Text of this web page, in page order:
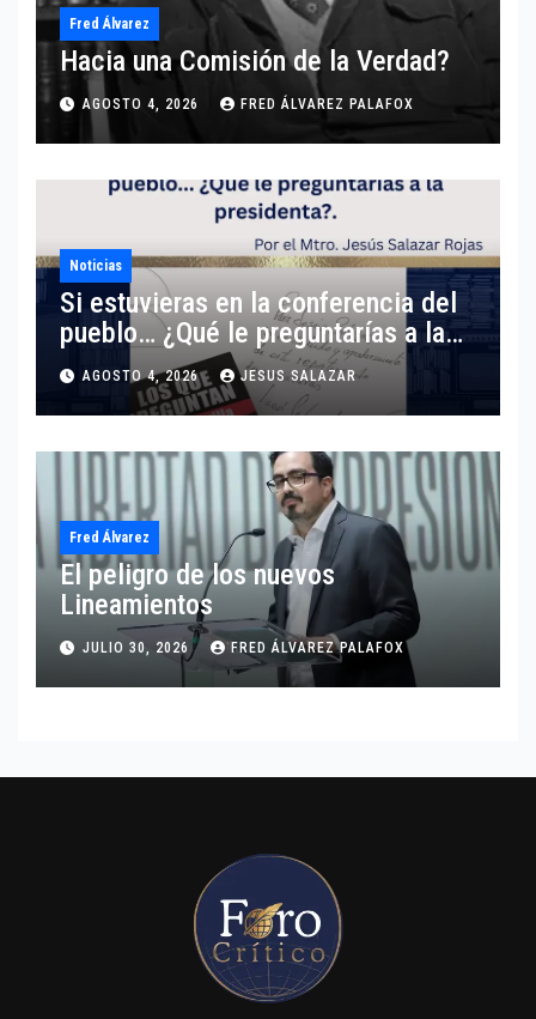
Fred Álvarez
Hacia una Comisión de la Verdad?
AGOSTO 4, 2026 FRED ÁLVAREZ PALAFOX
Noticias
Si estuvieras en la conferencia del
pueblo… ¿Qué le preguntarías a la
presidenta?
AGOSTO 4, 2026 JESUS SALAZAR
Fred Álvarez
El peligro de los nuevos
Lineamientos
JULIO 30, 2026 FRED ÁLVAREZ PALAFOX